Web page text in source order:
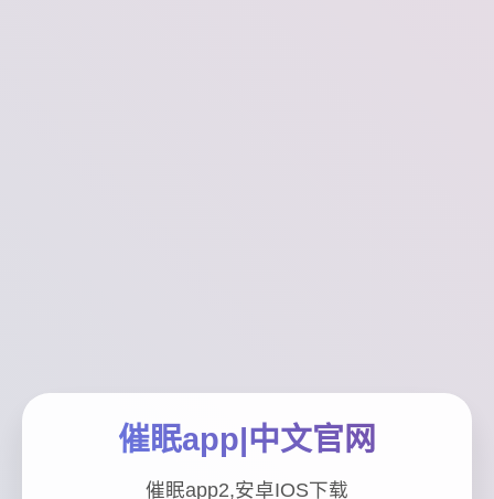
催眠app|中文官网
催眠app2,安卓IOS下载